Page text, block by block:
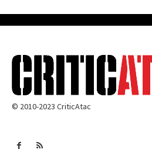
© 2010-2023 CriticAtac